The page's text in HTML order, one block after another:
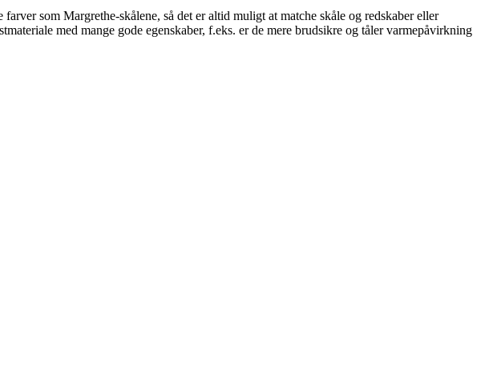
som Margrethe-skålene, så det er altid muligt at matche skåle og redskaber eller
med mange gode egenskaber, f.eks. er de mere brudsikre og tåler varmepåvirkning